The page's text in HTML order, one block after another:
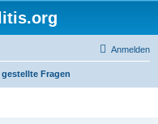
Anmelden
Fragen